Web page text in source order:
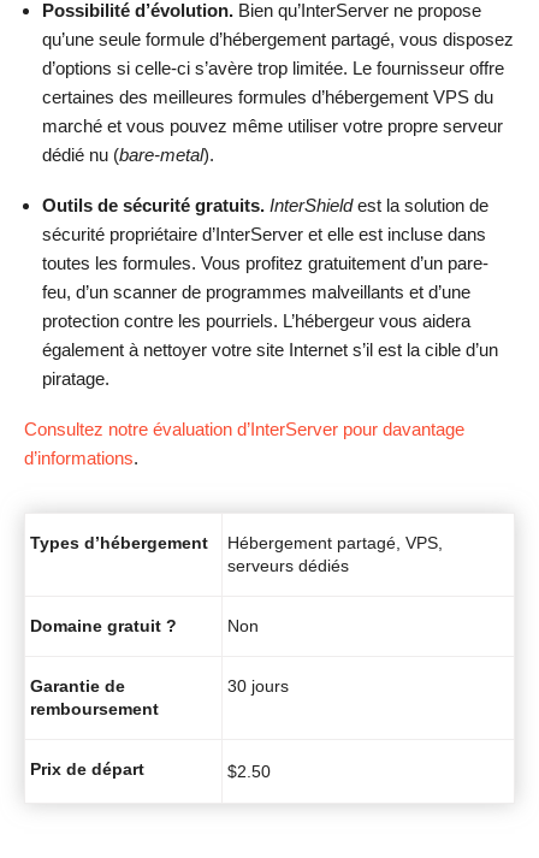
Possibilité d’évolution. Bien qu’InterServer ne propose
qu’une seule formule d’hébergement partagé, vous disposez
d’options si celle-ci s’avère trop limitée. Le fournisseur offre
certaines des meilleures formules d’hébergement VPS du
marché et vous pouvez même utiliser votre propre serveur
dédié nu (bare-metal).
Outils de sécurité gratuits. InterShieldest la solution de
sécurité propriétaire d’InterServer et elle est incluse dans
toutes les formules. Vous profitez gratuitement d’un pare-
feu, d’un scanner de programmes malveillants et d’une
protection contre les pourriels. L’hébergeur vous aidera
également à nettoyer votre site Internet s’il est la cible d’un
piratage.
Consultez notre évaluation d’InterServer pour davantage
d’informations.
Types d’hébergement
Hébergement partagé, VPS,
serveurs dédiés
Domaine gratuit ? Non
Garantie de
remboursement
30 jours
Prix de départ $2.50